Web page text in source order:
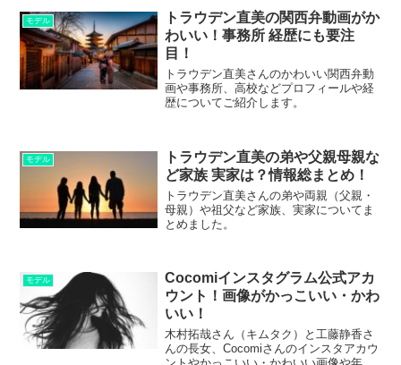
モデル
トラウデン直美の関西弁動画がか
わいい！事務所 経歴にも要注
目！
トラウデン直美さんのかわいい関西弁動
画や事務所、高校などプロフィールや経
歴についてご紹介します。
モデル
トラウデン直美の弟や父親母親な
ど家族 実家は？情報総まとめ！
トラウデン直美さんの弟や両親（父親・
母親）や祖父など家族、実家についてま
とめました。
モデル
Cocomiインスタグラム公式アカ
ウント！画像がかっこいい・かわ
いい！
木村拓哉さん（キムタク）と工藤静香さ
んの長女、Cocomiさんのインスタアカウ